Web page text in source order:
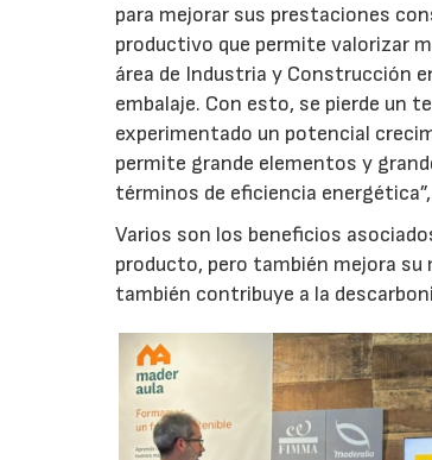
para mejorar sus prestaciones
productivo que permite valorizar
área de Industria y Construcción
embalaje. Con esto, se pierde un
experimentado un potencial
permite grande elementos y
términos de eficiencia
Varios son los beneficios
producto, pero también mejora su
también contribuye a la